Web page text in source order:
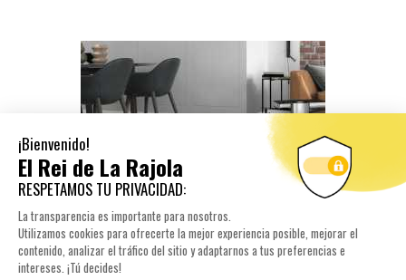
favorite_border visibility